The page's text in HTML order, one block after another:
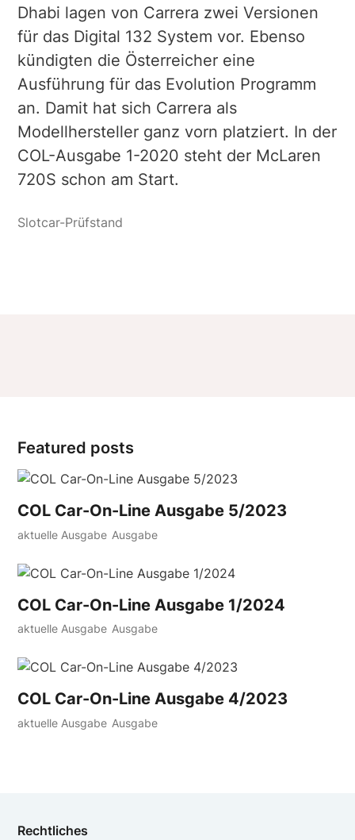
Dhabi lagen von Carrera zwei Versionen
für das Digital 132 System vor. Ebenso
kündigten die Österreicher eine
Ausführung für das Evolution Programm
an. Damit hat sich Carrera als
Modellhersteller ganz vorn platziert. In der
COL-Ausgabe 1-2020 steht der McLaren
720S schon am Start.
Featured posts
COL Car-On-Line Ausgabe 5/2023
aktuelle Ausgabe Ausgabe
COL Car-On-Line Ausgabe 1/2024
aktuelle Ausgabe Ausgabe
COL Car-On-Line Ausgabe 4/2023
aktuelle Ausgabe Ausgabe
Rechtliches